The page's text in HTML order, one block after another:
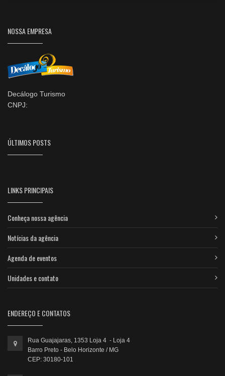
NOSSA EMPRESA
Decálogo Turismo
CNPJ:
ÚLTIMOS POSTS
LINKS PRINCIPAIS
Conheça nossa agência
Notícias da agência
Agenda de eventos
Unidades e contato
ENDEREÇO E CONTATOS
Rua Guajajaras, 1353 Loja 4 - Loja 4
Barro Preto - Belo Horizonte / MG
CEP: 30180-101